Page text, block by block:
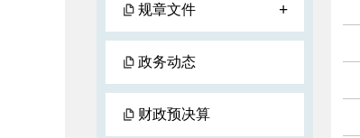
规章文件 +
政务动态
财政预决算